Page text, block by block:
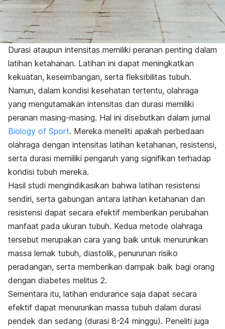
Durasi ataupun intensitas memiliki peranan penting dalam
latihan ketahanan. Latihan ini dapat meningkatkan
kekuatan, keseimbangan, serta fleksibilitas tubuh.
Namun, dalam kondisi kesehatan tertentu, olahraga
yang mengutamakan intensitas dan durasi memiliki
peranan masing-masing. Hal ini disebutkan dalam jurnal
Biology of Sport. Mereka meneliti apakah perbedaan
olahraga dengan intensitas latihan ketahanan, resistensi,
serta durasi memiliki pengaruh yang signifikan terhadap
kondisi tubuh mereka.
Hasil studi mengindikasikan bahwa latihan resistensi
sendiri, serta gabungan antara latihan ketahanan dan
resistensi dapat secara efektif memberikan perubahan
manfaat pada ukuran tubuh. Kedua metode olahraga
tersebut merupakan cara yang baik untuk menurunkan
massa lemak tubuh, diastolik, penurunan risiko
peradangan, serta memberikan dampak baik bagi orang
dengan diabetes melitus 2.
Sementara itu, latihan endurance saja dapat secara
efektif dapat menurunkan massa tubuh dalam durasi
pendek dan sedang (durasi 8-24 minggu). Peneliti juga